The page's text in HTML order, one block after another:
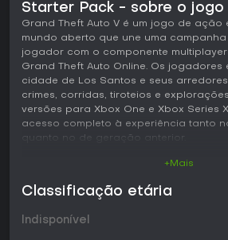
Starter Pack - sobre o jogo
Grand Theft Auto V é um jogo de ação
mundo aberto que une uma
jogador com o componente
Grand Theft Auto Online. Os jogadores
cidade de Los Santos e seus
crimes, corridas, tiroteios e
versões para Xbox One e Xbox Series
acesso completo à experiência tanto
quanto no de geração anterior.
O núcleo da jogabilidade gira em
protagonistas com histórias que se
alto risco. A troca entre personagens é
um traz habilidades próprias que
+Mais
Classificação etária
Indisponível